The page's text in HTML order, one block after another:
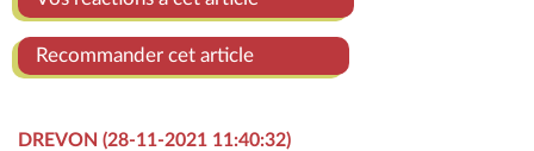
Recommander cet article
DREVON (28-11-2021 11:40:32)